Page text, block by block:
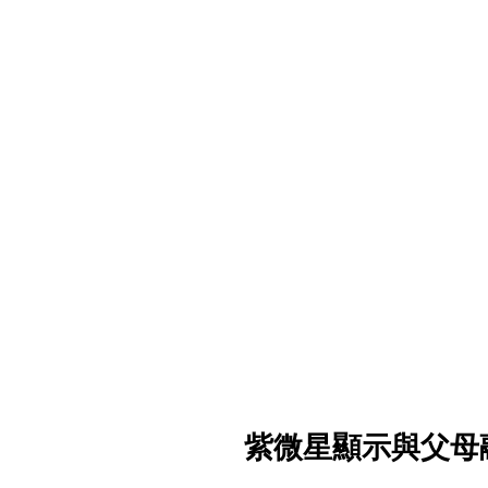
紫微星顯示與父